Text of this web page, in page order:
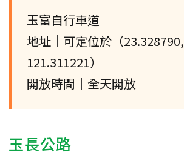
玉富自行車道
地址｜可定位於（23.328790,
121.311221）
開放時間｜全天開放
玉長公路